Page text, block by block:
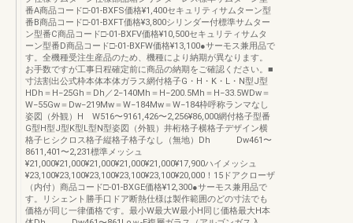
番A商品コード□-01-BXFS価格¥1,400セキュリティサムターン型
番B商品コード□-01-BXFT価格¥3,800シリンダー付標準サムター
ン型番C商品コード□-01-BXFV価格¥10,500セキュリティサムタ
ーン型番D商品コード□-01-BXFW価格¥13,100●サーモス兼用品で
す。全機種受注生産品のため、機種により納期が異なります。
お手数ですが工事日程確定前に商品の納期をご確認ください。■
寸法割出公式枠本体本体ガラス網付格子G・H・K・L・N型J型
HDh＝H−25Gh＝Dh／2−140Mh＝H−200.5Mh＝H−33.5WDw＝
W−55Gw＝Dw−219Mw＝W−184Mw＝W−184枠呼称ランマなし
姿図（外観）H W516〜9161,426〜2,256¥86,000網付格子型番
G型H型J型K型L型N型姿図（外観）井桁格子横格子デザイン横
格子ヒシクロス格子縦格子格子なし（無地）Dh Dw461〜
8611,401〜2,231標準メッシュ
¥21,000¥21,000¥21,000¥21,000¥21,000¥17,900ハイメッシュ
¥23,100¥23,100¥23,100¥23,100¥23,100¥20,000！15ドアクローザ
（内付）商品コード□-01-BXGE価格¥12,300●サーモス兼用品で
す。リシェント勝手口ドア断熱仕様は製作範囲のどの寸法でも
価格が同じ一律価格です。最小W最大W最小H同じ価格最大H本